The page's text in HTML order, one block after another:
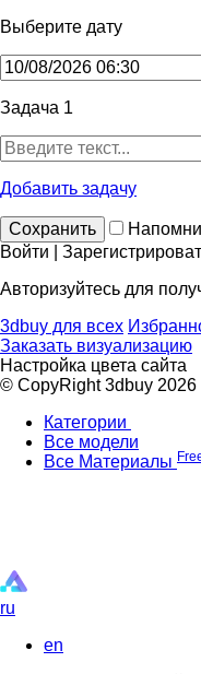
Выберите дату
Задача 1
Добавить задачу
Сохранить
Войти |
Авторизуйтесь для
3dbuy для всех
Заказать визуализацию
Настройка цвета сайта
© CopyRight 3dbuy 2026
Категории
Все модели
Все Материалы
ru
en